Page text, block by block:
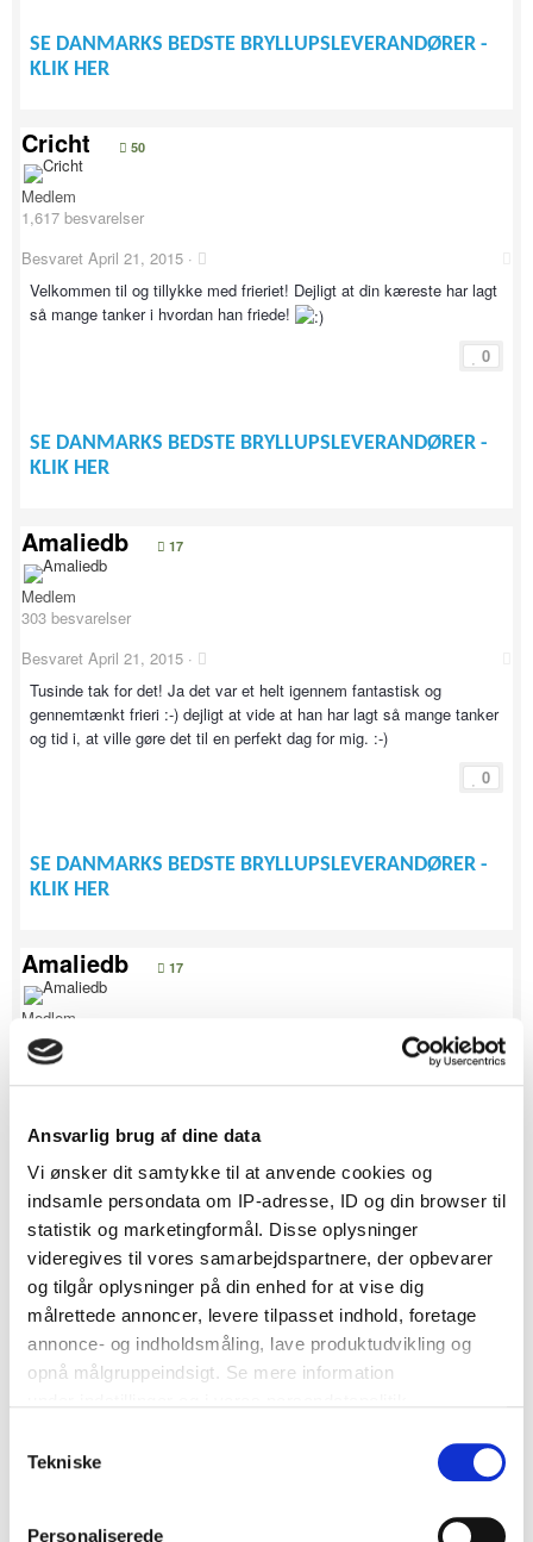
Ansvarlig brug af dine data
Vi ønsker dit samtykke til at anvende cookies og
indsamle persondata om IP-adresse, ID og din browser til
statistik og marketingformål. Disse oplysninger
videregives til vores samarbejdspartnere, der opbevarer
og tilgår oplysninger på din enhed for at vise dig
målrettede annoncer, levere tilpasset indhold, foretage
annonce- og indholdsmåling, lave produktudvikling og
opnå målgruppeindsigt. Se mere information
Hvis du tillader det, vil vi også gerne:
Indsamle præcise oplysninger om din placering, der
Tekniske
Personaliserede
SE DANMARKS BEDSTE BRYLLUPSLEVERANDØRER -
KLIK HER
Cricht 50
Medlem
1,617 besvarelser
Besvaret April 21, 2015 ·
Velkommen til og tillykke med frieriet! Dejligt at din kæreste har lagt
så mange tanker i hvordan han friede!
0
SE DANMARKS BEDSTE BRYLLUPSLEVERANDØRER -
KLIK HER
Amaliedb 17
Medlem
303 besvarelser
Besvaret April 21, 2015 ·
Tusinde tak for det! Ja det var et helt igennem fantastisk og
gennemtænkt frieri :-) dejligt at vide at han har lagt så mange tanker
og tid i, at ville gøre det til en perfekt dag for mig. :-)
0
SE DANMARKS BEDSTE BRYLLUPSLEVERANDØRER -
KLIK HER
Amaliedb 17
Medlem
303 besvarelser
Invitations inspiration
invitationer. Så skrevet elsker jeg den rustikke stil, så det meste vil
blive gennemført i denne stil. Jeg synes det afspejler sig på disse
invitationer, som jeg er helt vild med! Glæder mig til, at skulle igang
med vores egne!
0